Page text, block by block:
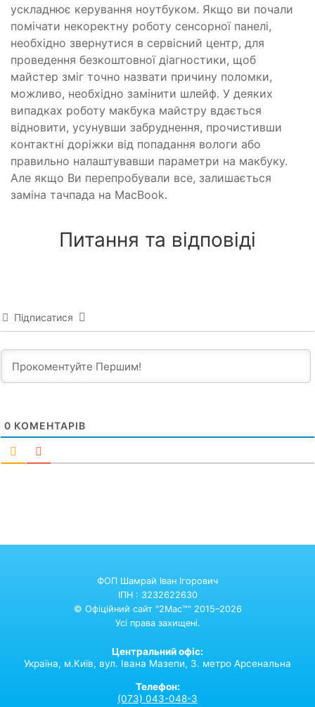
ускладнює керування ноутбуком. Якщо ви почали
помічати некоректну роботу сенсорної панелі,
необхідно звернутися в сервісний центр, для
проведення безкоштовної діагностики, щоб
майстер зміг точно назвати причину поломки,
можливо, необхідно замінити шлейф. У деяких
випадках роботу макбука майстру вдається
відновити, усунувши забруднення, прочистивши
контактні доріжки від попадання вологи або
правильно налаштувавши параметри на макбуку.
Але якщо Ви перепробували все, залишається
заміна тачпада на MacBook.
Питання та відповіді
Підписатися
0 КОМЕНТАРІВ
ФОП Шамрай Іван Ігорович
ІПН : 3232622630
© Офіційний сайт "2Mac™" 2015–2026
Усі права захищені.
Центральний офіс:
Україна, м.Київ, вул. Івана Мазепи, 3. метро Арсенальна
Телефон:
(073) 043-048-3